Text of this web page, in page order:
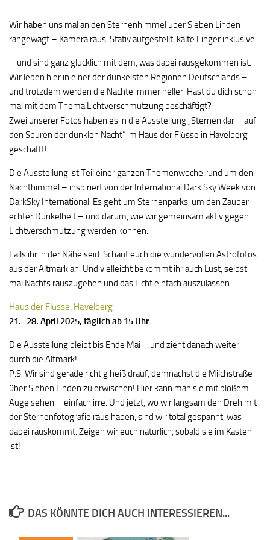
Wir haben uns mal an den Sternenhimmel über Sieben Linden
rangewagt – Kamera raus, Stativ aufgestellt, kalte Finger inklusive
– und sind ganz glücklich mit dem, was dabei rausgekommen ist.
Wir leben hier in einer der dunkelsten Regionen Deutschlands –
und trotzdem werden die Nächte immer heller. Hast du dich schon
mal mit dem Thema Lichtverschmutzung beschäftigt?
Zwei unserer Fotos haben es in die Ausstellung „Sternenklar – auf
den Spuren der dunklen Nacht“ im Haus der Flüsse in Havelberg
geschafft!
Die Ausstellung ist Teil einer ganzen Themenwoche rund um den
Nachthimmel – inspiriert von der International Dark Sky Week von
DarkSky International. Es geht um Sternenparks, um den Zauber
echter Dunkelheit – und darum, wie wir gemeinsam aktiv gegen
Lichtverschmutzung werden können.
Falls ihr in der Nähe seid: Schaut euch die wundervollen Astrofotos
aus der Altmark an. Und vielleicht bekommt ihr auch Lust, selbst
mal Nachts rauszugehen und das Licht einfach auszulassen.
Haus der Flüsse, Havelberg
21.–28. April 2025, täglich ab 15 Uhr
Die Ausstellung bleibt bis Ende Mai – und zieht danach weiter
durch die Altmark!
P.S. Wir sind gerade richtig heiß drauf, demnächst die Milchstraße
über Sieben Linden zu erwischen! Hier kann man sie mit bloßem
Auge sehen – einfach irre. Und jetzt, wo wir langsam den Dreh mit
der Sternenfotografie raus haben, sind wir total gespannt, was
dabei rauskommt. Zeigen wir euch natürlich, sobald sie im Kasten
ist!
DAS KÖNNTE DICH AUCH INTERESSIEREN...